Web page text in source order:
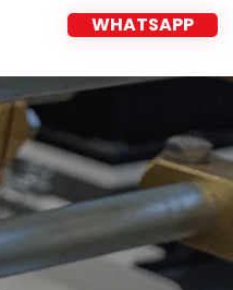
WHATSAPP